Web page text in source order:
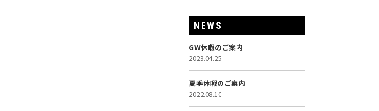
NEWS
GW休暇のご案内
2023.04.25
夏季休暇のご案内
2022.08.10